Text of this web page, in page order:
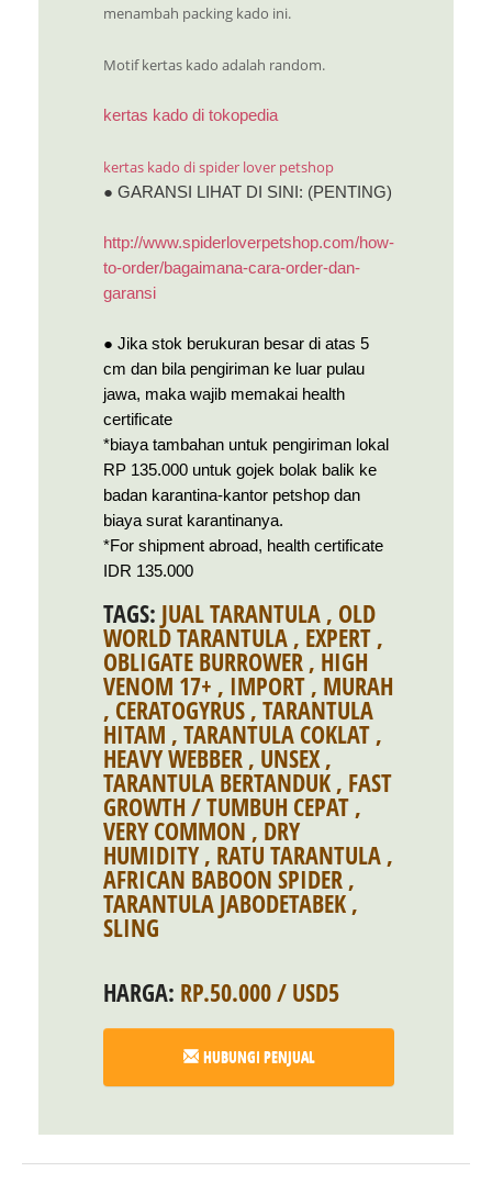
menambah packing kado ini.
Motif kertas kado adalah random.
kertas kado di tokopedia
kertas kado di spider lover petshop
● GARANSI LIHAT DI SINI: (PENTING)
http://www.spiderloverpetshop.com/how-
to-order/bagaimana-cara-order-dan-
garansi
● Jika stok berukuran besar di atas 5
cm dan bila pengiriman ke luar pulau
jawa, maka wajib memakai health
certificate
*biaya tambahan untuk pengiriman lokal
RP 135.000 untuk gojek bolak balik ke
badan karantina-kantor petshop dan
biaya surat karantinanya.
*For shipment abroad, health certificate
IDR 135.000
TAGS: JUAL TARANTULA , OLD
WORLD TARANTULA , EXPERT ,
OBLIGATE BURROWER , HIGH
VENOM 17+ , IMPORT , MURAH
, CERATOGYRUS , TARANTULA
HITAM , TARANTULA COKLAT ,
HEAVY WEBBER , UNSEX ,
TARANTULA BERTANDUK , FAST
GROWTH / TUMBUH CEPAT ,
VERY COMMON , DRY
HUMIDITY, RATU TARANTULA ,
AFRICAN BABOON SPIDER ,
TARANTULA JABODETABEK ,
SLING
HARGA: RP.50.000 / USD5
HUBUNGI PENJUAL